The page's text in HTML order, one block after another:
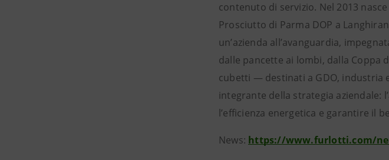
contenuto di servizio. Nel 2013
Prosciutto di Parma DOP a
un’azienda all’avanguardia,
dalle pancette ai lombi, dalla Coppa
cubetti — destinati a GDO, industria
integrante della strategia aziendale:
l’efficienza energetica e garantire il
News: https://www.furlotti.com/